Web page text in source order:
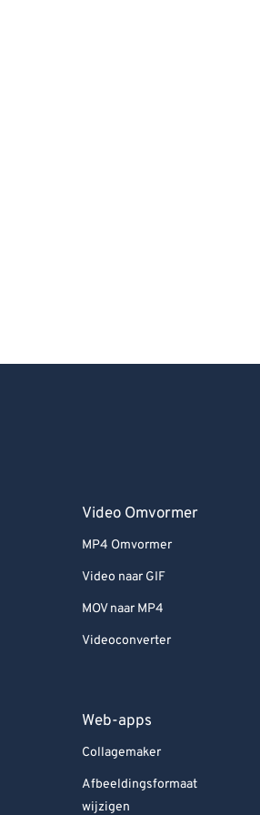
Video Omvormer
MP4 Omvormer
Video naar GIF
MOV naar MP4
Videoconverter
Web-apps
Collagemaker
Afbeeldingsformaat
wijzigen